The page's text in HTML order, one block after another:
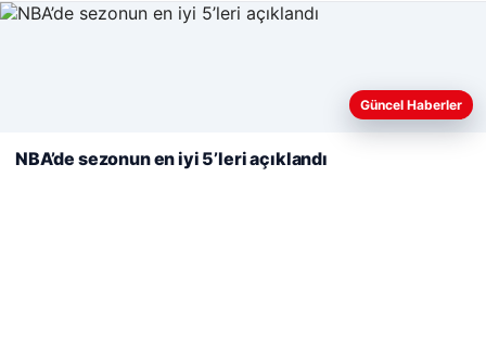
deneyiminizi kişiselleştirmek ve geliştirmek amacıyla çerezler
Reddet Kabul Et
Güncel Haberler
NBA’de sezonun en iyi 5’leri açıklandı